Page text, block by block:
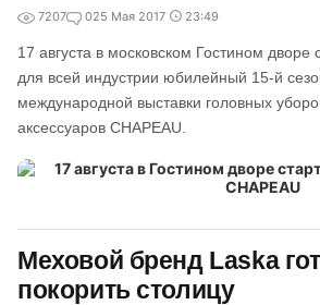
7207 025 Мая 2017 23:49
17 августа в московском Гостином дворе
для всей индустрии юбилейный 15-й
международной выставки головных
аксессуаров CHAPEAU.
Меховой бренд Laska
покорить столицу